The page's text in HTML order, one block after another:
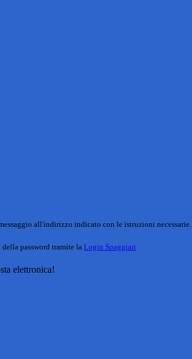
all'indirizzo indicato con le istruzioni necessarie.
password tramite la Login Spaggiari
elettronica!